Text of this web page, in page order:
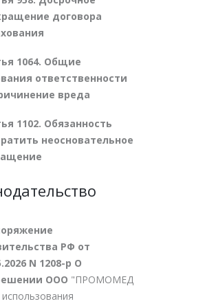
договора
1064. Общие
ответственности
вреда
1102. Обязанность
неосновательное
РФ от
N 1208-р О
ООО "ПРОМОМЕД